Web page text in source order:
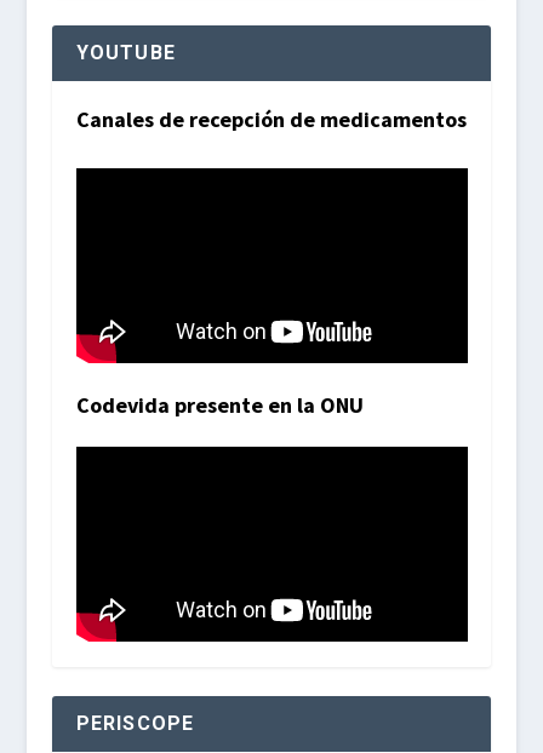
YOUTUBE
Canales de recepción de medicamentos
Codevida presente en la ONU
PERISCOPE